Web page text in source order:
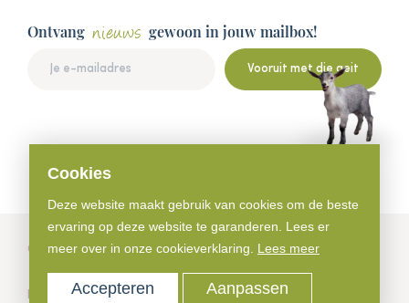
Cookies
Deze website maakt gebruik van cookies om de beste
ervaring op deze website te garanderen. Lees er
meer over in onze cookieverklaring. Lees meer
Accepteren Aanpassen
Ontvang nieuws gewoon in jouw mailbox!
Vooruit met die geit
© 2026 Schalk Makelaardij
Privacyverklaring Cookies Sitemap